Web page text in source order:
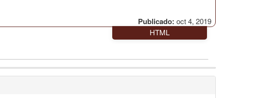
Publicado: oct 4, 2019
HTML